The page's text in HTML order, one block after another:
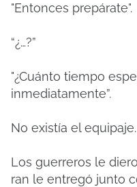
"Entonces prepárate".
“¿…?”
"¿Cuánto tiempo
inmediatamente”.
No existía el equipaje.
Los guerreros le
ran le entregó junto